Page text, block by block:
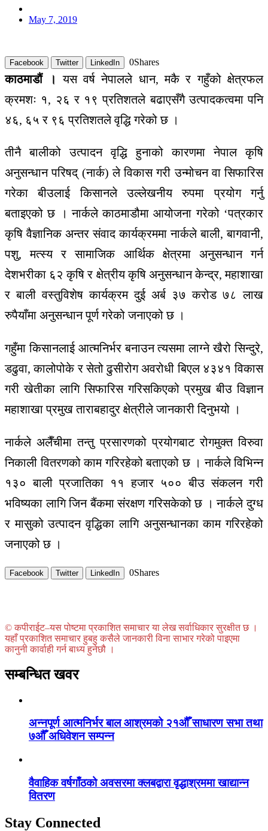
May 7, 2019
Facebook Twitter LinkedIn 0Shares
काठमाडौं । यस वर्ष नेपालले धान, मकै र गहुँको क्षेत्रफल
क्रमशः १, २६ र १९ प्रतिशतले बढाएसँगै उत्पादकत्वमा पनि
४६, ६५ र ९६ प्रतिशतले वृद्धि गरेको छ ।
तीनै बालीको उत्पादन वृद्धि हुनाको कारणमा नेपाल कृषि
अनुसन्धान परिषद् (नार्क) ले विकास गरी उन्मोचन वा सिफारिस
गरेका बीउलाई किसानले उल्लेखनीय रुपमा प्रयोग गर्नु
बताइएको छ । नार्कले काठमाडौमा आयोजना गरेको ‘पत्रकार
कृषि वैज्ञानिक अन्तर संवाद कार्यक्रममा नार्कले बाली, बागवानी,
पशु, मत्स्य र सामाजिक आर्थिक क्षेत्रमा अनुसन्धान गर्न
देशभरीका ६२ कृषि र क्षेत्रीय कृषि अनुसन्धान केन्द्र, महाशाखा
र बाली वस्तुविशेष कार्यक्रम दुई अर्ब ३७ करोड ७८ लाख
रुपैयाँमा अनुसन्धान पूर्ण गरेको जनाएको छ ।
गहुँमा किसानलाई आत्मनिर्भर बनाउन त्यसमा लाग्ने खैरो सिन्दुरे,
डढुवा, कालोपोके र सेतो ढुसीरोग अवरोधी बिएल ४३४१ विकास
गरी खेतीका लागि सिफारिस गरिसकिएको प्रमुख बीउ विज्ञान
महाशाखा प्रमुख ताराबहादुर क्षेत्रीले जानकारी दिनुभयो ।
नार्कले अलैँचीमा तन्तु प्रसारणको प्रयोगबाट रोगमुक्त विरुवा
निकाली वितरणको काम गरिरहेको बताएको छ । नार्कले विभिन्न
१३० बाली प्रजातिका ११ हजार ५०० बीउ संकलन गरी
भविष्यका लागि जिन बैंकमा संरक्षण गरिसकेको छ । नार्कले दुग्ध
र मासुको उत्पादन वृद्धिका लागि अनुसन्धानका काम गरिरहेको
जनाएको छ ।
Facebook Twitter LinkedIn 0Shares
© कपीराईट–यस पोष्टमा प्रकाशित समाचार या लेख सर्वाधिकार सुरक्षीत छ ।
यहाँ प्रकाशित समाचार हुबहु कसैले जानकारी विना साभार गरेको पाइएमा
कानुनी कार्वाही गर्न बाध्य हुनेछौ ।
सम्बन्धित खवर
अन्नपूर्ण आत्मनिर्भर बाल आश्रमको २१औँ साधारण सभा तथा
७औँ अधिवेशन सम्पन्न
वैवाहिक वर्षगाँठको अवसरमा क्लबद्वारा वृद्धाश्रममा खाद्यान्न
वितरण
Stay Connected